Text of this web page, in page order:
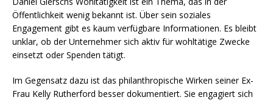
Öffentlichkeit wenig bekannt ist. Über sein soziales
Engagement gibt es kaum verfügbare Informationen. Es bleibt
unklar, ob der Unternehmer sich aktiv für wohltätige Zwecke
einsetzt oder Spenden tätigt.
Im Gegensatz dazu ist das philanthropische Wirken seiner Ex-
Frau Kelly Rutherford besser dokumentiert. Sie engagiert sich